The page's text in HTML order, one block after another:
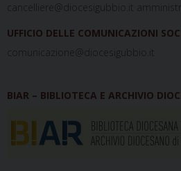
cancelliere@diocesigubbio.it
UFFICIO DELLE COMUNICAZIONI
comunicazione@diocesigubbio.it
BIAR – BIBLIOTECA E ARCHIVIO